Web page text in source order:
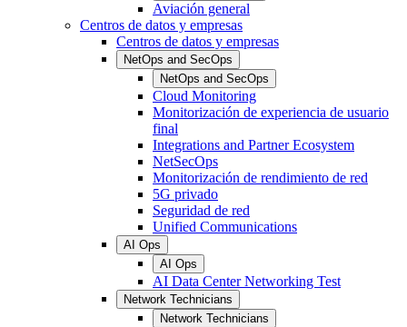
Aviación general
Centros de datos y empresas
Centros de datos y empresas
NetOps and SecOps
NetOps and SecOps
Cloud Monitoring
Monitorización de experiencia de usuario
final
Integrations and Partner Ecosystem
NetSecOps
Monitorización de rendimiento de red
5G privado
Seguridad de red
Unified Communications
AI Ops
AI Ops
AI Data Center Networking Test
Network Technicians
Network Technicians